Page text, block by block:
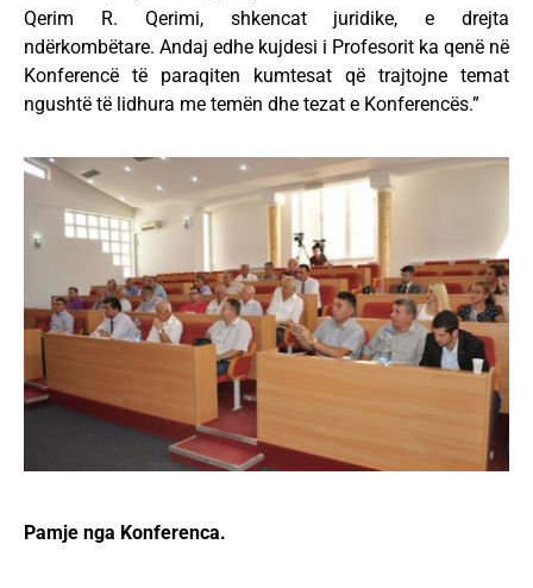
Qerim R. Qerimi, shkencat juridike, e drejta
ndërkombëtare. Andaj edhe kujdesi i Profesorit ka qenë në
Konferencë të paraqiten kumtesat që trajtojne temat
ngushtë të lidhura me temën dhe tezat e Konferencës.”
Pamje nga Konferenca.